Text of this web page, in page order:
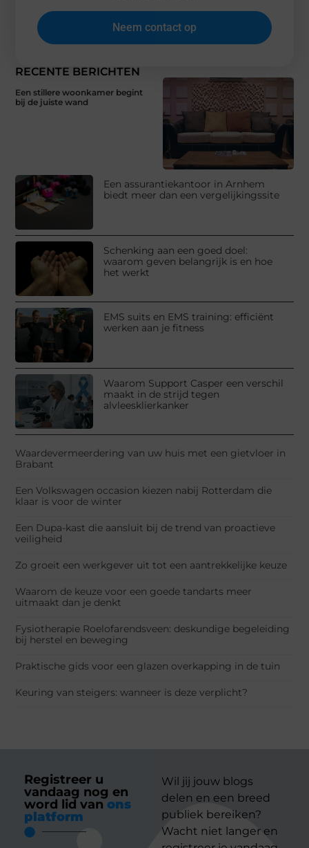
RECENTE BERICHTEN
Een stillere woonkamer begint
bij de juiste wand
Een assurantiekantoor in Arnhem
biedt meer dan een vergelijkingssite
Schenking aan een goed doel:
waarom geven belangrijk is en hoe
het werkt
EMS suits en EMS training: efficiënt
werken aan je fitness
Waarom Support Casper een verschil
maakt in de strijd tegen
alvleesklierkanker
Waardevermeerdering van uw huis met een gietvloer in
Brabant
Een Volkswagen occasion kiezen nabij Rotterdam die
klaar is voor de winter
Een Dupa-kast die aansluit bij de trend van proactieve
veiligheid
Zo groeit een werkgever uit tot een aantrekkelijke keuze
Waarom de keuze voor een goede tandarts meer
uitmaakt dan je denkt
Fysiotherapie Roelofarendsveen: deskundige begeleiding
bij herstel en beweging
Praktische gids voor een glazen overkapping in de tuin
Keuring van steigers: wanneer is deze verplicht?
Neem contact op
Registreer u
vandaag nog en
word lid van ons
platform
Wil jij jouw blogs
delen en een breed
publiek bereiken?
Wacht niet langer en